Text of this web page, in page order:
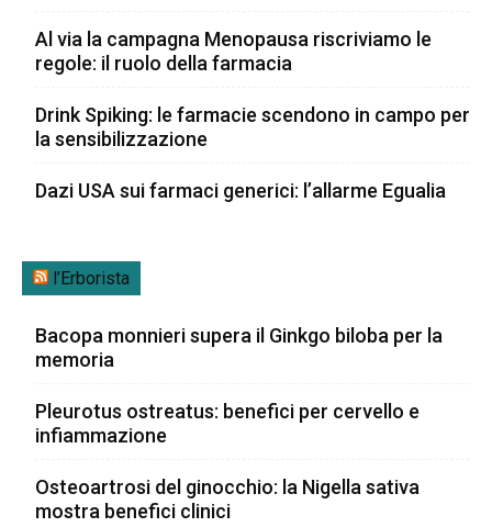
Al via la campagna Menopausa riscriviamo le
regole: il ruolo della farmacia
Drink Spiking: le farmacie scendono in campo per
la sensibilizzazione
Dazi USA sui farmaci generici: l’allarme Egualia
l’Erborista
Bacopa monnieri supera il Ginkgo biloba per la
memoria
Pleurotus ostreatus: benefici per cervello e
infiammazione
Osteoartrosi del ginocchio: la Nigella sativa
mostra benefici clinici